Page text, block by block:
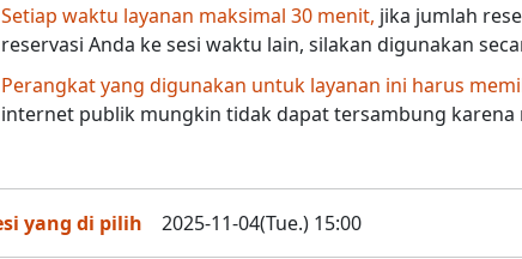
Setiap waktu layanan maksimal 30 menit, jika jumlah
reservasi Anda ke sesi waktu lain, silakan digunakan
Perangkat yang digunakan untuk layanan ini harus
internet publik mungkin tidak dapat tersambung karena
yang di pilih 2025-11-04(Tue.) 15:00